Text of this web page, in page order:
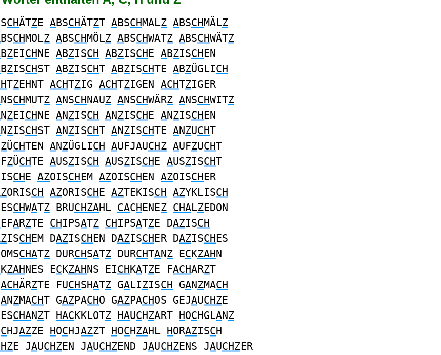
CHÄTZE ABSCHÄTZT ABSCHMALZ ABSCHMÄLZ
BSCHMOLZ ABSCHMÖLZ ABSCHWATZ ABSCHWÄTZ
BZEICHNE ABZISCH ABZISCHE ABZISCHEN
BZISCHST ABZISCHT ABZISCHTE ABZÜGLICH
TZEHNT ACHTZIG ACHTZIGEN ACHTZIGER
NSCHMUTZ ANSCHNAUZ ANSCHWÄRZ ANSCHWITZ
NZEICHNE ANZISCH ANZISCHE ANZISCHEN
NZISCHST ANZISCHT ANZISCHTE ANZUCHT
ZÜCHTEN ANZÜGLICH AUFJAUCHZ AUFZUCHT
ZÜCHTE AUSZISCH AUSZISCHE AUSZISCHT
CHE AZOISCHEM AZOISCHEN AZOISCHER
ORISCH AZORISCHE AZTEKISCH AZYKLISCH
CHWATZ BRUCHZAHL CACHENEZ CHALZEDON
EFARZTE CHIPSATZ CHIPSATZE DAZISCH
ISCHEM DAZISCHEN DAZISCHER DAZISCHES
CHATZ DURCHSATZ DURCHTANZ ECKZAHN
KZAHNES ECKZAHNS EICHKATZE FACHARZT
ACHÄRZTE FUCHSHATZ GALIZISCH GANZMACH
ANZMACHT GAZPACHO GAZPACHOS GEJAUCHZE
CHANZT HACKKLOTZ HAUCHZART HOCHGLANZ
CHJAZZE HOCHJAZZT HOCHZAHL HORAZISCH
E JAUCHZEN JAUCHZEND JAUCHZENS JAUCHZER